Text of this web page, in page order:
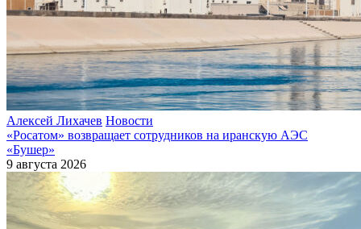
Алексей Лихачев Новости
«Росатом» возвращает сотрудников на иранскую АЭС
«Бушер»
9 августа 2026